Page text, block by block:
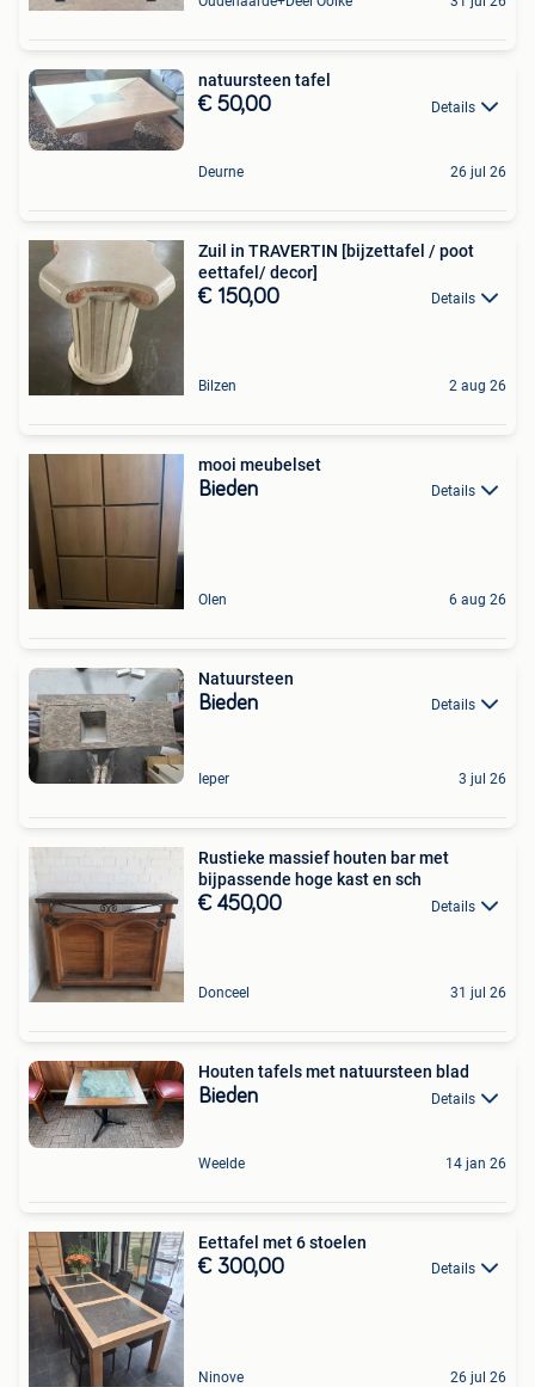
natuursteen tafel
€ 50,00 Details
Deurne 26 jul 26
Zuil in TRAVERTIN [bijzettafel / poot
eettafel/ decor]
€ 150,00 Details
Bilzen 2 aug 26
mooi meubelset
Bieden Details
Olen 6 aug 26
Natuursteen
Bieden Details
Ieper 3 jul 26
Rustieke massief houten bar met
bijpassende hoge kast en sch
€ 450,00 Details
Donceel 31 jul 26
Houten tafels met natuursteen blad
Bieden Details
Weelde 14 jan 26
Eettafel met 6 stoelen
€ 300,00 Details
Ninove 26 jul 26